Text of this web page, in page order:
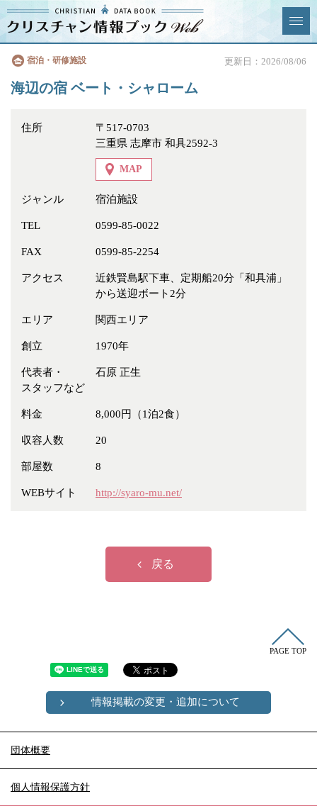
クリスチャン
情報ブックとは
News & Topics
情報掲載の変更・追加につい
ジャンル
医療・福祉
冠婚葬祭
教団教派
お店・企業・その他
フリーワード
宿泊・研修施設 更新日：2026/08/06
海辺の宿 ベート・シャローム
住所
〒517-0703
三重県 志摩市 和具2592-3
MAP
ジャンル 宿泊施設
TEL 0599-85-0022
FAX 0599-85-2254
アクセス
近鉄賢島駅下車、定期船20分「和具浦」
から送迎ボート2分
エリア 関西エリア
創立 1970年
代表者・
スタッフなど
石原 正生
料金 8,000円（1泊2食）
収容人数 20
部屋数 8
WEBサイト http://syaro-mu.net/
戻る
PAGE TOP
情報掲載の変更・追加について
団体概要
個人情報保護方針